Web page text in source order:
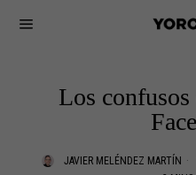
Los
JAVIER MELÉNDEZ MARTÍN